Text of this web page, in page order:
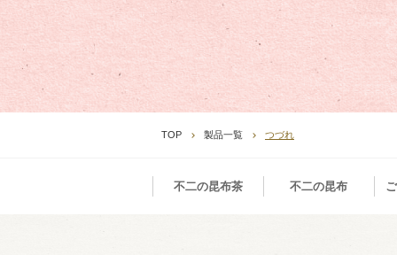
TOP 製品一覧 つづれ
不二の昆布茶 不二の昆布